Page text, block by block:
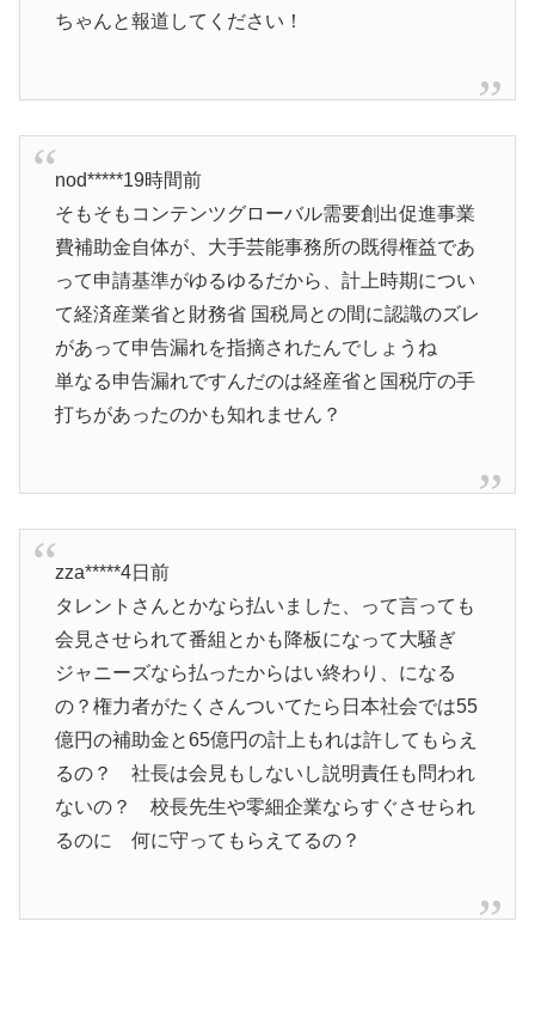
ちゃんと報道してください！
nod*****19時間前
そもそもコンテンツグローバル需要創出促進事業
費補助金自体が、大手芸能事務所の既得権益であ
って申請基準がゆるゆるだから、計上時期につい
て経済産業省と財務省 国税局との間に認識のズレ
があって申告漏れを指摘されたんでしょうね
単なる申告漏れですんだのは経産省と国税庁の手
打ちがあったのかも知れません？
zza*****4日前
タレントさんとかなら払いました、って言っても
会見させられて番組とかも降板になって大騒ぎ
ジャニーズなら払ったからはい終わり、になる
の？権力者がたくさんついてたら日本社会では55
億円の補助金と65億円の計上もれは許してもらえ
るの？ 社長は会見もしないし説明責任も問われ
ないの？ 校長先生や零細企業ならすぐさせられ
るのに 何に守ってもらえてるの？